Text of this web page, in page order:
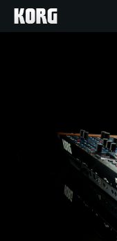
Contenuti
Eventi
Supporto